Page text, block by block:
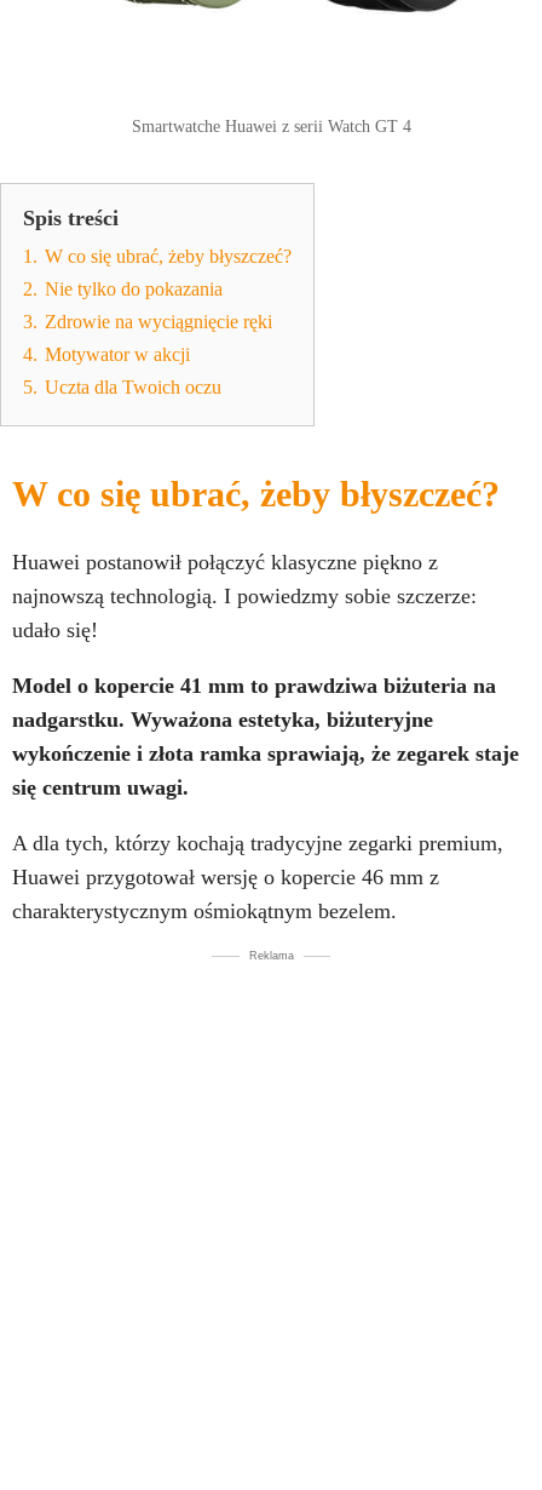
Smartwatche Huawei z serii Watch GT 4
Spis treści
1. W co się ubrać, żeby błyszczeć?
2. Nie tylko do pokazania
3. Zdrowie na wyciągnięcie ręki
4. Motywator w akcji
5. Uczta dla Twoich oczu
W co się ubrać, żeby błyszczeć?
Huawei postanowił połączyć klasyczne piękno z
najnowszą technologią. I powiedzmy sobie szczerze:
udało się!
Model o kopercie 41 mm to prawdziwa biżuteria na
nadgarstku. Wyważona estetyka, biżuteryjne
wykończenie i złota ramka sprawiają, że zegarek staje
się centrum uwagi.
A dla tych, którzy kochają tradycyjne zegarki premium,
Huawei przygotował wersję o kopercie 46 mm z
charakterystycznym ośmiokątnym bezelem.
Reklama